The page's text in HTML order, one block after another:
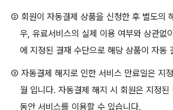
② 회원이 자동결제 상품을 신청한 후 별도의
우, 유료서비스의 실제 이용 여부와 상관없
에 지정된 결재 수단으로 해당 상품이 자동
③ 자동결제 해지로 인한 서비스 만료일은 지
월 입니다. 자동결제 해지 시 회원은 지정된
동안 서비스를 이용할 수 있습니다.